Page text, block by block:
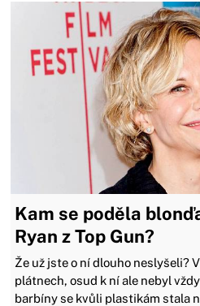
Kam se poděla
Ryan z Top Gun?
Že už jste o ní dlouho neslyšeli?
plátnech, osud k ní ale nebyl
barbíny se kvůli plastikám stala